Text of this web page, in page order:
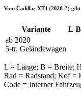
Vom Cadillac XT4 (2020-?) gibt
Variante L B
ab 2020
5-tr. Geländewagen
L = Länge; B = Breite;
Rad = Radstand; Kof =
Code = Interner